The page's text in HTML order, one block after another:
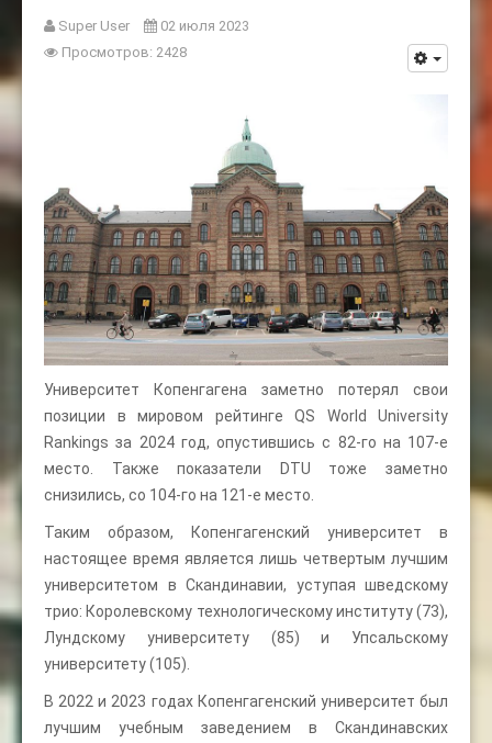
Super User
02 июля 2023
Просмотров: 2428
Университет Копенгагена заметно потерял свои
позиции в мировом рейтинге QS World University
Rankings за 2024 год, опустившись с 82-го на 107-е
место. Также показатели DTU тоже заметно
снизились, со 104-го на 121-е место.
Таким образом, Копенгагенский университет в
настоящее время является лишь четвертым лучшим
университетом в Скандинавии, уступая шведскому
трио: Королевскому технологическому институту (73),
Лундскому университету (85) и Упсальскому
университету (105).
В 2022 и 2023 годах Копенгагенский университет был
лучшим учебным заведением в Скандинавских